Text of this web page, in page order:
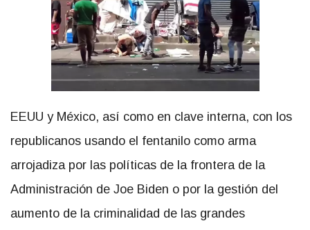
EEUU y México, así como en clave interna, con los
republicanos usando el fentanilo como arma
arrojadiza por las políticas de la frontera de la
Administración de Joe Biden o por la gestión del
aumento de la criminalidad de las grandes